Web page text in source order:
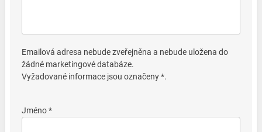
Emailová adresa nebude zveřejněna a nebude uložena do
žádné marketingové databáze.
Vyžadované informace jsou označeny *.
Jméno *